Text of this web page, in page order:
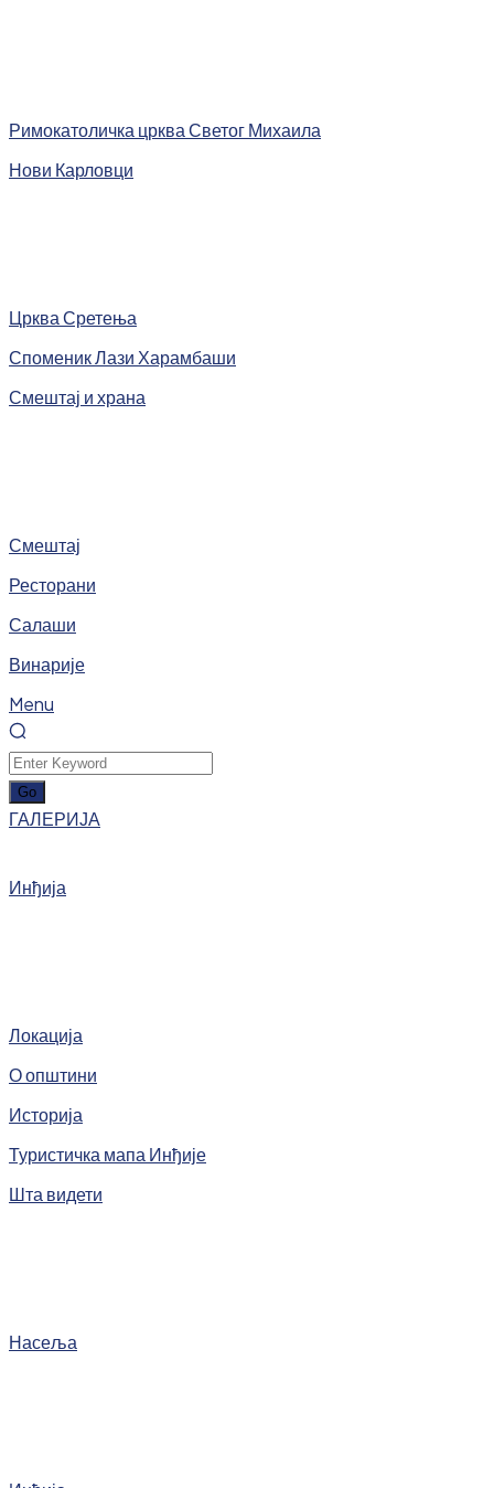
Римокатоличка црква Светог Михаила
Нови Карловци
Црква Сретења
Споменик Лази Харамбаши
Смештај и храна
Смештај
Ресторани
Салаши
Винарије
Menu
ГАЛЕРИЈА
Инђија
Локација
О општини
Историја
Туристичка мапа Инђије
Шта видети
Насеља